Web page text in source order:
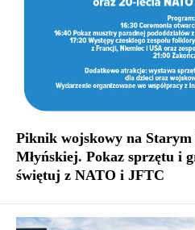
Piknik wojskowy na
Młyńskiej. Pokaz sprzętu i
świętuj z NATO i JFTC